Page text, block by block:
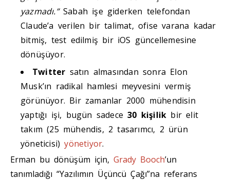
yazmadı.”Sabah işe giderken telefondan
Claude’a verilen bir talimat, ofise varana kadar
bitmiş, test edilmiş bir iOS güncellemesine
dönüşüyor.
Twitter satın almasından sonra Elon
Musk’ın radikal hamlesi meyvesini vermiş
görünüyor. Bir zamanlar 2000 mühendisin
yaptığı işi, bugün sadece30 kişilik bir elit
takım (25 mühendis, 2 tasarımcı, 2 ürün
yöneticisi)yönetiyor.
Erman bu dönüşüm için, Grady Booch’un
tanımladığı “Yazılımın Üçüncü Çağı”na referans